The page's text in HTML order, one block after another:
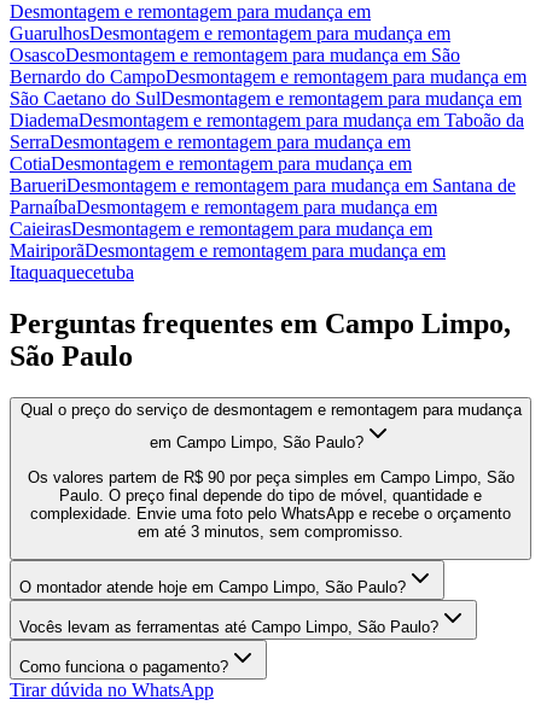
Desmontagem e remontagem para mudança em
GuarulhosDesmontagem e remontagem para mudança em
OsascoDesmontagem e remontagem para mudança em São
Bernardo do CampoDesmontagem e remontagem para mudança em
São Caetano do SulDesmontagem e remontagem para mudança em
DiademaDesmontagem e remontagem para mudança em Taboão da
SerraDesmontagem e remontagem para mudança em
CotiaDesmontagem e remontagem para mudança em
BarueriDesmontagem e remontagem para mudança em Santana de
ParnaíbaDesmontagem e remontagem para mudança em
CaieirasDesmontagem e remontagem para mudança em
MairiporãDesmontagem e remontagem para mudança em
Itaquaquecetuba
Perguntas frequentes em Campo Limpo,
São Paulo
Qual o preço do serviço de desmontagem e remontagem para mudança
em Campo Limpo, São Paulo?
Os valores partem de R$ 90 por peça simples em Campo Limpo, São
Paulo. O preço final depende do tipo de móvel, quantidade e
complexidade. Envie uma foto pelo WhatsApp e recebe o orçamento
em até 3 minutos, sem compromisso.
O montador atende hoje em Campo Limpo, São Paulo?
Vocês levam as ferramentas até Campo Limpo, São Paulo?
Como funciona o pagamento?
Tirar dúvida no WhatsApp